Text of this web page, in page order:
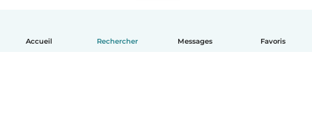
Accueil Rechercher Messages Favoris